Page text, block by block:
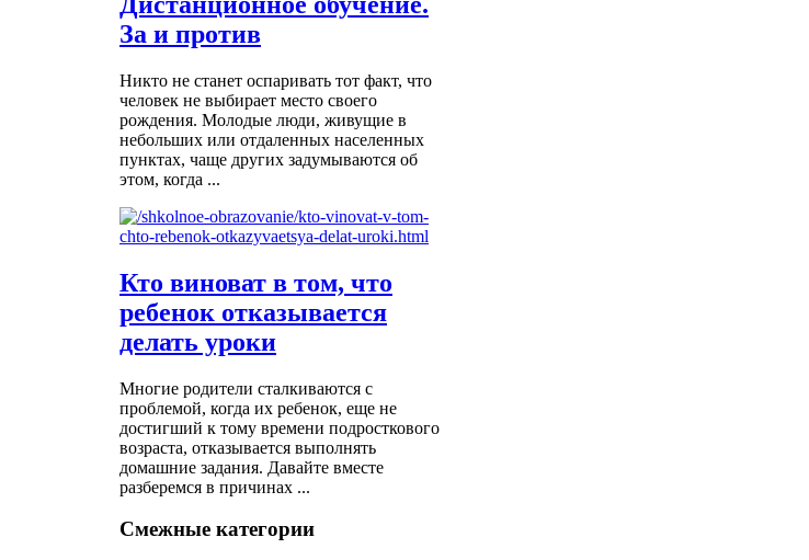
За и против
Никто не станет оспаривать тот факт, что
человек не выбирает место своего
рождения. Молодые люди, живущие в
небольших или отдаленных населенных
пунктах, чаще других задумываются об
этом, когда ...
Кто виноват в том, что
ребенок отказывается
делать уроки
Многие родители сталкиваются с
проблемой, когда их ребенок, еще не
достигший к тому времени подросткового
возраста, отказывается выполнять
домашние задания. Давайте вместе
разберемся в причинах ...
Смежные категории